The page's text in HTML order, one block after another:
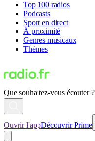
Top 100 radios
Podcasts
Sport en direct
À proximité
Genres musicaux
Thèmes
Que souhaitez-vous écouter ?
Ouvrir l'appDécouvrir Prime